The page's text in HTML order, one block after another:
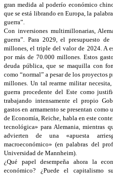
gran medida al poderío económico
que se está librando en Europa, la
guerra”.
Con inversiones multimillonarias,
guerra”. Para 2029, el presupuesto
millones, el triple del valor de 2024. A
por más de 70.000 millones. Estos
deuda pública, que se maquilla con
como “normal” a pesar de los proyectos
millones. Un tal rearme militar
guerra procedente del Este como
trabajando intensamente el propio
gastos en armamento se presentan
de Economía, Reiche, habla en este
tecnológica» para Alemania, mientras
advierten de una «apuesta
macroeconómico» (en palabras del
Universidad de Mannheim).
¿Qué papel desempeña ahora la
económico? ¿Puede el capitalismo